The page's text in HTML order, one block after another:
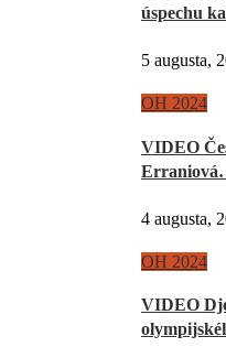
úspechu
5 augusta,
OH 2024
VIDEO
4 augusta,
OH 2024
VIDEO